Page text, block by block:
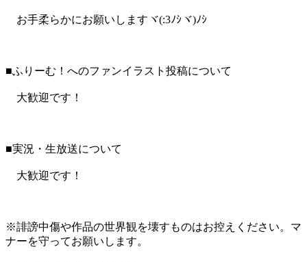
お手柔らかにお願いしますヾ(:3ﾉｼヾ)ﾉｼ
■ふりーむ！へのファンイラスト投稿について
大歓迎です！
■実況・生放送について
大歓迎です！
※誹謗中傷や作品の世界観を壊すものはお控えください。マ
ナーを守ってお願いします。